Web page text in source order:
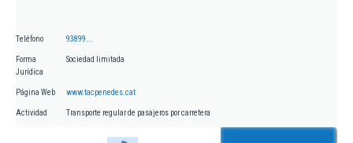
Teléfono 93899...
Forma
Jurídica
Sociedad limitada
Página Web www.tacpenedes.cat
Actividad Transporte regular de pasajeros por carretera